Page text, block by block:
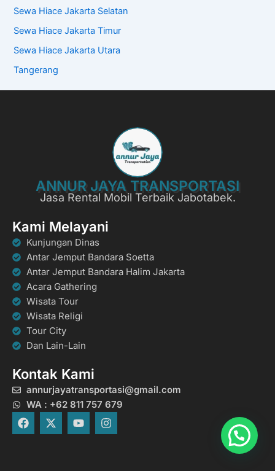
Sewa Hiace Jakarta Selatan
Sewa Hiace Jakarta Timur
Sewa Hiace Jakarta Utara
Tangerang
ANNUR JAYA TRANSPORTASI
Jasa Rental Mobil Terbaik Jabotabek.
Kami Melayani
Kunjungan Dinas
Antar Jemput Bandara Soetta
Antar Jemput Bandara Halim Jakarta
Acara Gathering
Wisata Tour
Wisata Religi
Tour City
Dan Lain-Lain
Kontak Kami
annurjayatransportasi@gmail.com
WA : +62 811 757 679
F
a
X
-
Y
o
I
n